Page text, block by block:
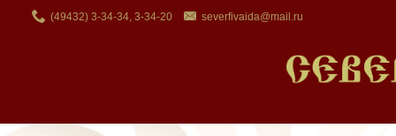
(49432) 3-34-34, 3-34-20 severfivaida@mail.ru